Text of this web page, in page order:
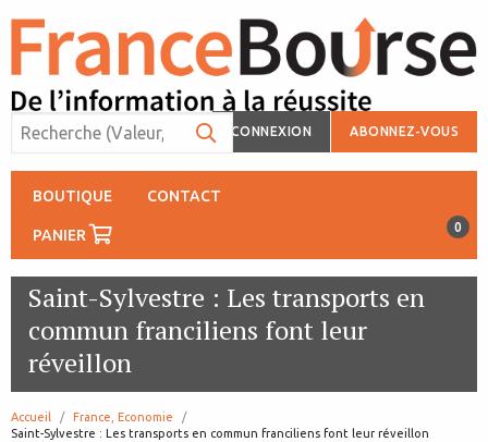
CONNEXION ABONNEZ-VOUS
BOUTIQUE CONTACT
PANIER 0
Saint-Sylvestre : Les transports en
commun franciliens font leur
réveillon
Accueil
France, Economie
page:
Saint-Sylvestre : Les transports en commun franciliens font leur réveillon